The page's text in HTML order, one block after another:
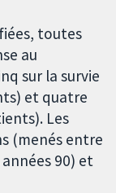
toutes
au
sur la survie
et quatre
Les
(menés entre
90) et